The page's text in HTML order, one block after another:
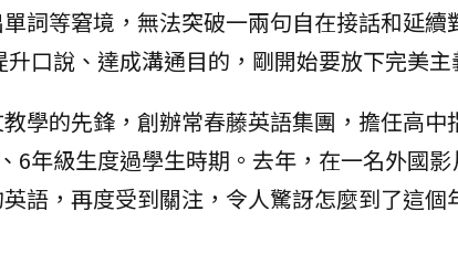
詞等窘境，無法突破一兩句自在接話和延續
口說、達成溝通目的，剛開始要放下完美主
學的先鋒，創辦常春藤英語集團，擔任高中
6年級生度過學生時期。去年，在一名外國
語，再度受到關注，令人驚訝怎麼到了這個